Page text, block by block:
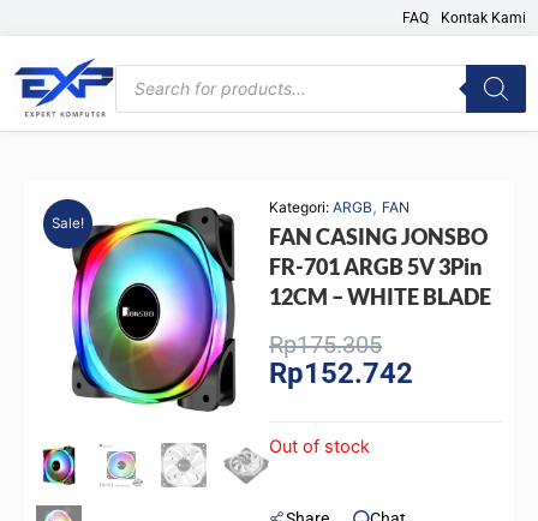
content
FAQ Kontak Kami
Products
search
Sale!
Kategori: ARGB, FAN
FAN CASING JONSBO
FR-701 ARGB 5V 3Pin
12CM – WHITE BLADE
Rp175.305Original
price
Rp152.742
Out of stock